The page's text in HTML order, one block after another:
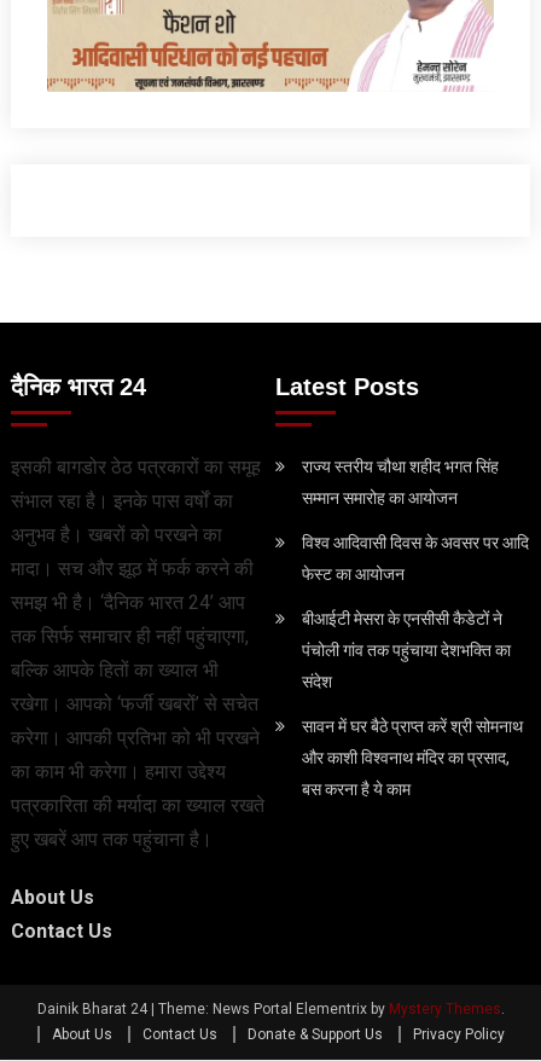
दैनिक भारत 24
इसकी बागडोर ठेठ पत्रकारों का समूह
संभाल रहा है। इनके पास वर्षों का
अनुभव है। खबरों को परखने का
मादा। सच और झूठ में फर्क करने की
समझ भी है। ‘दैनिक भारत 24’ आप
तक सिर्फ समाचार ही नहीं पहुंचाएगा,
बल्कि आपके हितों का ख्याल भी
रखेगा। आपको ‘फर्जी खबरों’ से सचेत
करेगा। आपकी प्रतिभा को भी परखने
का काम भी करेगा। हमारा उद्देश्य
पत्रकारिता की मर्यादा का ख्याल रखते
हुए खबरें आप तक पहुंचाना है।
About Us
Contact Us
Latest Posts
राज्य स्तरीय चौथा शहीद भगत सिंह
सम्मान समारोह का आयोजन
विश्व आदिवासी दिवस के अवसर पर आदि
फेस्‍ट का आयोजन
बीआईटी मेसरा के एनसीसी कैडेटों ने
पंचोली गांव तक पहुंचाया देशभक्ति का
संदेश
सावन में घर बैठे प्राप्त करें श्री सोमनाथ
और काशी विश्वनाथ मंदिर का प्रसाद,
बस करना है ये काम
Dainik Bharat 24 Theme: News Portal Elementrix by Mystery Themes.
About Us
Contact Us Donate & Support Us Privacy Policy